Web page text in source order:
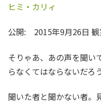
ヒミ・カリィ
公開: 2015年9月26日
そりゃあ、あの声を聞い
らなくてはならないだろ
聞いた者と聞かない者。